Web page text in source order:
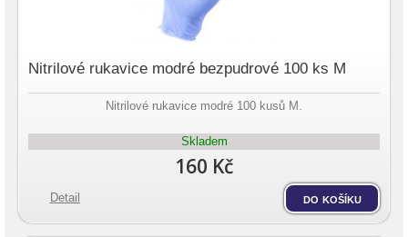
Nitrilové rukavice modré bezpudrové 100 ks M
Nitrilové rukavice modré 100 kusů M.
Skladem
160 Kč
Detail do košíku